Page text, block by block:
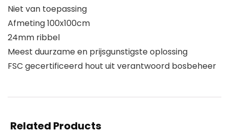
Niet van toepassing
Afmeting 100x100cm
24mm ribbel
Meest duurzame en prijsgunstigste oplossing
FSC gecertificeerd hout uit verantwoord bosbeheer
Related Products